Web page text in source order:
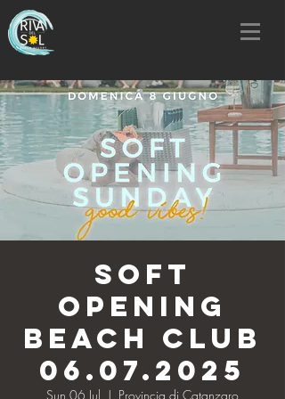
SOFT
OPENING
BEACH CLUB
06.07.2025
Sun 06 Jul
  |
Provincia di Catanzaro